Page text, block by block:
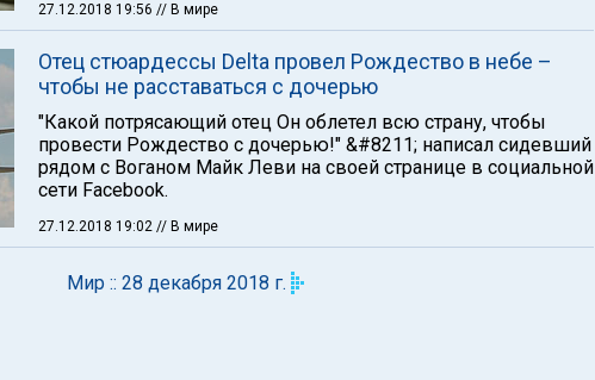
27.12.2018 19:56 // В мире
Отец стюардессы Delta провел Рождество в небе –
чтобы не расставаться с дочерью
"Какой потрясающий отец Он облетел всю страну, чтобы
провести Рождество с дочерью!" &#8211; написал сидевший
рядом с Воганом Майк Леви на своей странице в социальной
сети Facebook.
27.12.2018 19:02 // В мире
Мир :: 28 декабря 2018 г.